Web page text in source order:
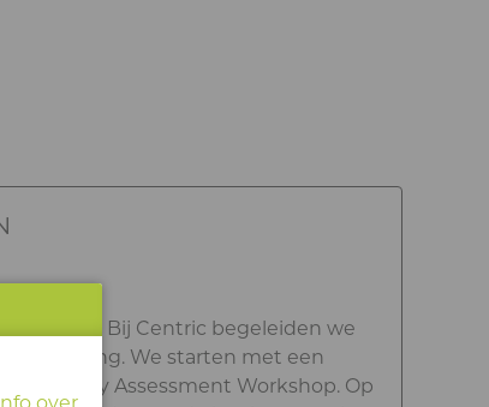
Bij Centric begeleiden we
omgeving. We starten met een
Security Assessment Workshop. Op
over